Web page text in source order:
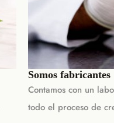
Somos fabricantes
Contamos con un
todo el proceso de